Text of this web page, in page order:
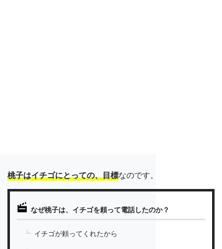
桃子はイチゴにとっての、目標なのです。
なぜ桃子は、イチゴを頼って電話したのか？
イチゴが頼ってくれたから